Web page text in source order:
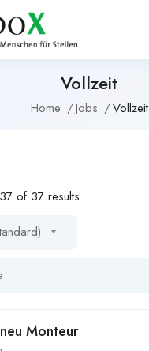
Vollzeit
Home Jobs Vollzeit
37 of 37 results
Monteur